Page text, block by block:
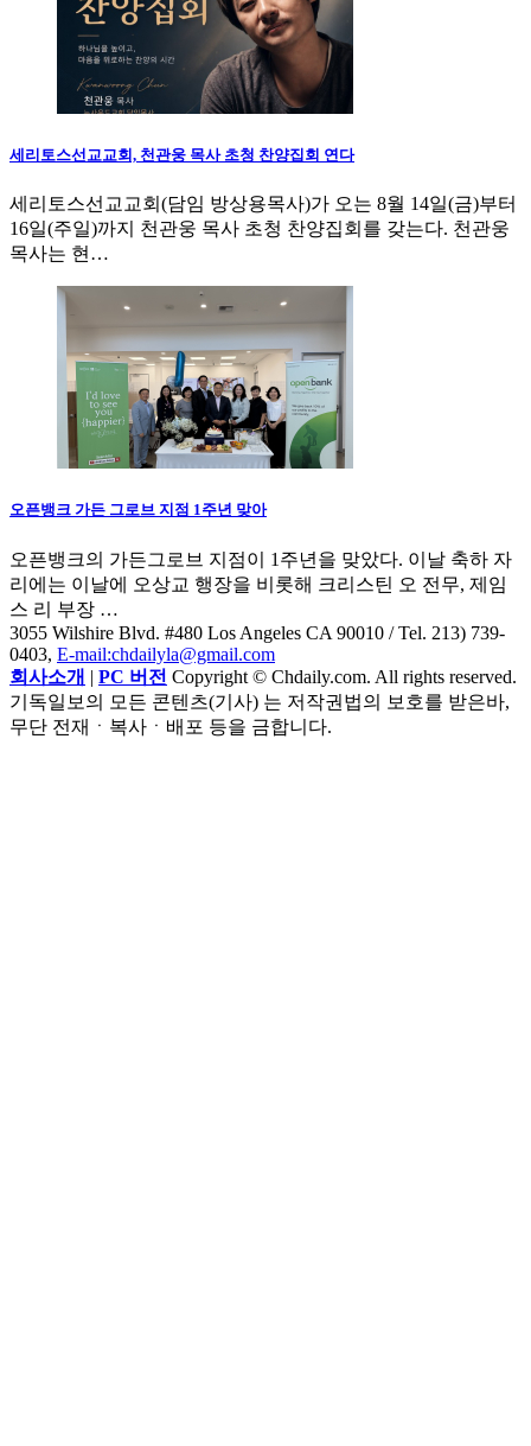
세리토스선교교회, 천관웅 목사 초청 찬양집회 연다
세리토스선교교회(담임 방상용목사)가 오는 8월 14일(금)부터
16일(주일)까지 천관웅 목사 초청 찬양집회를 갖는다. 천관웅
목사는 현…
오픈뱅크 가든 그로브 지점 1주년 맞아
오픈뱅크의 가든그로브 지점이 1주년을 맞았다. 이날 축하 자
리에는 이날에 오상교 행장을 비롯해 크리스틴 오 전무, 제임
스 리 부장 …
3055 Wilshire Blvd. #480 Los Angeles CA 90010 / Tel. 213) 739-
0403, E-mail:chdailyla@gmail.com
회사소개 | PC 버전 Copyright © Chdaily.com. All rights reserved.
기독일보의 모든 콘텐츠(기사) 는 저작권법의 보호를 받은바,
무단 전재ㆍ복사ㆍ배포 등을 금합니다.